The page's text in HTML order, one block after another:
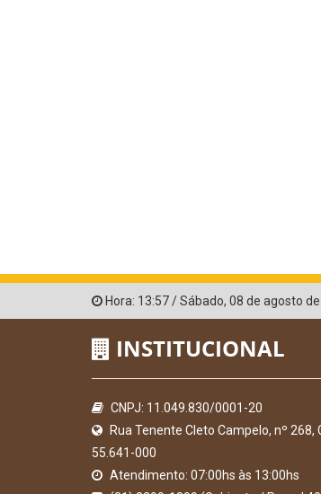
Hora: 13:57/Sábado, 08 de agosto
INSTITUCIONAL
CNPJ: 11.049.830/0001-20
Rua Tenente Cleto Campelo, nº 268,
55.641-000
Atendimento: 07:00hs às 13:00hs